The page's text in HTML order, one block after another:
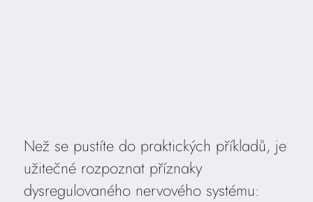
Než se pustíte do praktických příkladů, je
užitečné rozpoznat příznaky
dysregulovaného nervového systému: